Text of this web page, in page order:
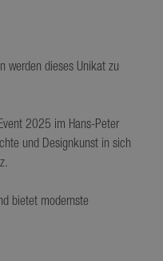
werden dieses Unikat zu
2025 im Hans-Peter
und Designkunst in sich
bietet modernste